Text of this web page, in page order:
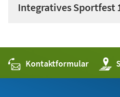
Integratives Sportfest
Kontaktformular
in